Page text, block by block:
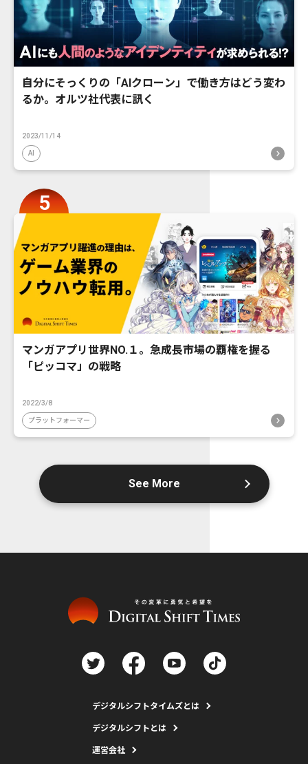
自分にそっくりの「AIクローン」で働き方はどう変わ
るか。オルツ社代表に訊く
2023/11/14
AI
マンガアプリ世界NO.１。急成長市場の覇権を握る
「ピッコマ」の戦略
2022/3/8
プラットフォーマー
See More
デジタルシフトタイムズとは
デジタルシフトとは
運営会社